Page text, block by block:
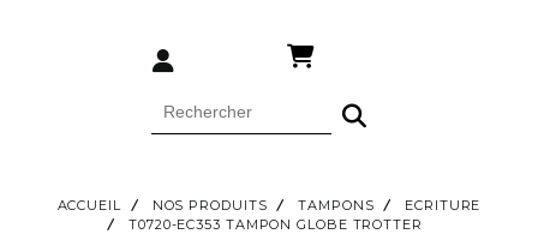
ACCUEIL NOS PRODUITS TAMPONS
ECRITURE
T0720-EC353 TAMPON GLOBE TROTTER